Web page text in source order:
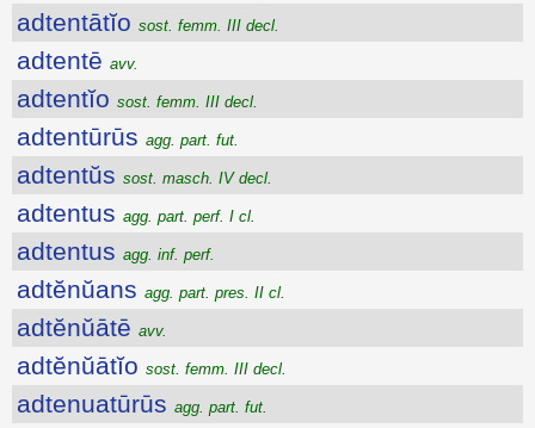
adtentātĭo sost. femm. III decl.
adtentē avv.
adtentĭo sost. femm. III decl.
adtentūrūs agg. part. fut.
adtentŭs sost. masch. IV decl.
adtentus agg. part. perf. I cl.
adtentus agg. inf. perf.
adtĕnŭans agg. part. pres. II cl.
adtĕnŭātē avv.
adtĕnŭātĭo sost. femm. III decl.
adtenuatūrūs agg. part. fut.